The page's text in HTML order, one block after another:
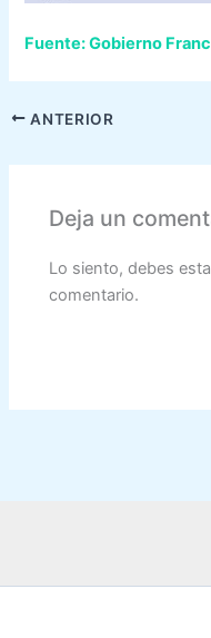
Fuente: Gobierno
ANTERIOR
Deja un
Lo siento, debes
comentario.